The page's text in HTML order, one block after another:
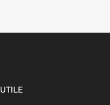
UTILE